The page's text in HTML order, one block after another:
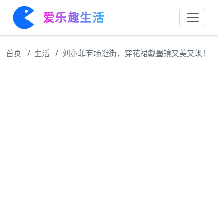
爱乐趣生活
首页 生活 刘亦菲商场逛街，穿花裙戴墨镜又美又飒！